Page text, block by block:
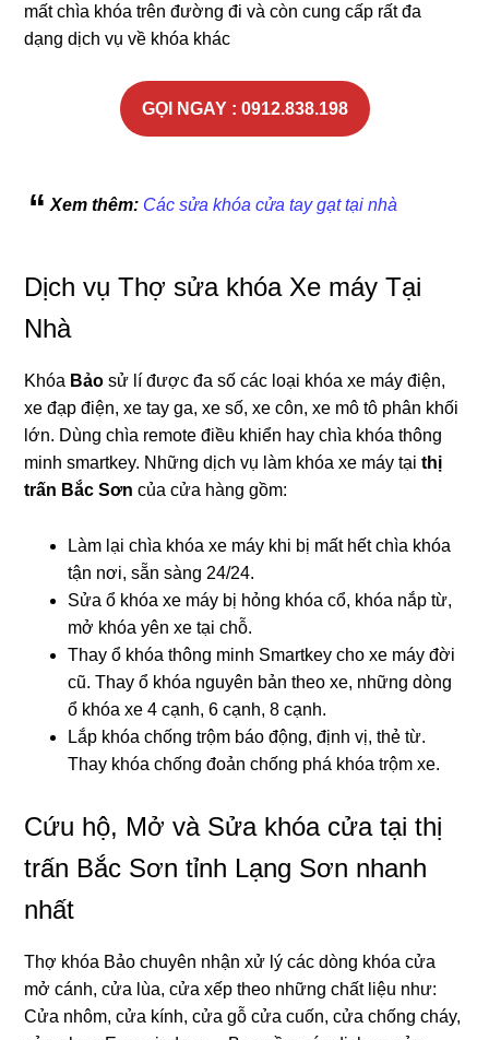
mất chìa khóa trên đường đi và còn cung cấp rất đa
dạng dịch vụ về khóa khác
GỌI NGAY : 0912.838.198
Xem thêm: Các sửa khóa cửa tay gạt tại nhà
Dịch vụ Thợ sửa khóa Xe máy Tại
Nhà
Khóa Bảo sử lí được đa số các loại khóa xe máy điện,
xe đạp điện, xe tay ga, xe số, xe côn, xe mô tô phân khối
lớn. Dùng chìa remote điều khiển hay chìa khóa thông
minh smartkey. Những dịch vụ làm khóa xe máy tạithị
trấn Bắc Sơncủa cửa hàng gồm:
Làm lại chìa khóa xe máy khi bị mất hết chìa khóa
tận nơi, sẵn sàng 24/24.
Sửa ổ khóa xe máy bị hỏng khóa cổ, khóa nắp từ,
mở khóa yên xe tại chỗ.
Thay ổ khóa thông minh Smartkey cho xe máy đời
cũ. Thay ổ khóa nguyên bản theo xe, những dòng
ổ khóa xe 4 cạnh, 6 cạnh, 8 cạnh.
Lắp khóa chống trộm báo động, định vị, thẻ từ.
Thay khóa chống đoản chống phá khóa trộm xe.
Cứu hộ, Mở và Sửa khóa cửa tại thị
trấn Bắc Sơn tỉnh Lạng Sơn nhanh
nhất
Thợ khóa Bảo chuyên nhận xử lý các dòng khóa cửa
mở cánh, cửa lùa, cửa xếp theo những chất liệu như:
Cửa nhôm, cửa kính, cửa gỗ cửa cuốn, cửa chống cháy,